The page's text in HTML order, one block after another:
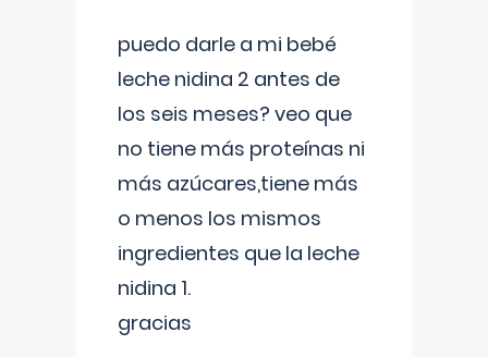
puedo darle a mi bebé
leche nidina 2 antes de
los seis meses? veo que
no tiene más proteínas ni
más azúcares,tiene más
o menos los mismos
ingredientes que la leche
nidina 1.
gracias